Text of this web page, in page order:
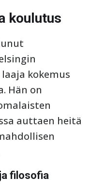
koulutus
kokemus
Hän on
auttaen heitä
filosofia